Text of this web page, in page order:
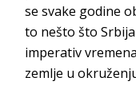
se svake godine
to nešto što
imperativ
zemlje u